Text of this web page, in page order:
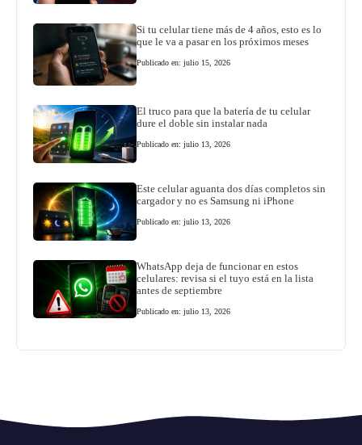
Si tu celular tiene más de 4 años, esto es lo
que le va a pasar en los próximos meses
Publicado en: julio 15, 2026
El truco para que la batería de tu celular
dure el doble sin instalar nada
Publicado en: julio 13, 2026
Este celular aguanta dos días completos sin
cargador y no es Samsung ni iPhone
Publicado en: julio 13, 2026
WhatsApp deja de funcionar en estos
celulares: revisa si el tuyo está en la lista
antes de septiembre
Publicado en: julio 13, 2026